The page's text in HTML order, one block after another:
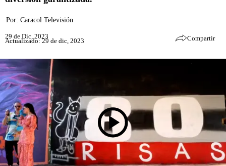
Por: Caracol Televisión
29 de Dic, 2023
Actualizado: 29 de dic, 2023 Compartir